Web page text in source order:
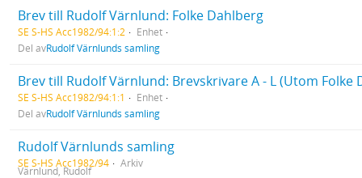
Brev till Rudolf Värnlund: Folke Dahlberg
SE S-HS Acc1982/94:1:2
Enhet
Del avRudolf Värnlunds samling
Brev till Rudolf Värnlund: Brevskrivare A - L (Utom Folke
SE S-HS Acc1982/94:1:1
Enhet
Del avRudolf Värnlunds samling
Rudolf Värnlunds samling
SE S-HS Acc1982/94 Arkiv
Värnlund, Rudolf